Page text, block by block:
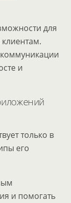
для
и
только в
его
и помогать